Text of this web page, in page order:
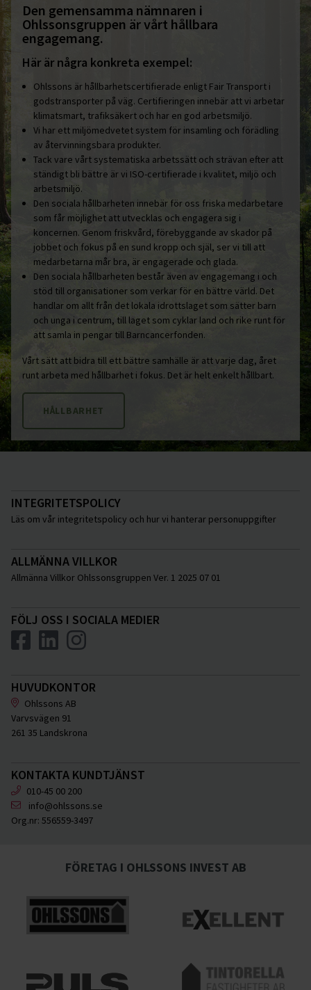
Den gemensamma nämnaren i
Ohlssonsgruppen är vårt hållbara
engagemang.
Här är några konkreta exempel:
Ohlssons är hållbarhetscertifierade enligt Fair Transport i
godstransporter på väg. Certifieringen innebär att vi arbetar
klimatsmart, trafiksäkert och har en god arbetsmiljö.
Vi har ett miljömedvetet system för insamling och förädling
av återvinningsbara produkter.
Tack vare vårt systematiska arbetssätt och strävan efter att
ständigt bli bättre är vi ISO-certifierade i kvalitet, miljö och
arbetsmiljö.
Den sociala hållbarheten innebär för oss friska medarbetare
som får möjlighet att utvecklas och engagera sig i
koncernen. Genom friskvård, förebyggande av skador på
jobbet och fokus på en sund kropp och själ, ser vi till att
medarbetarna mår bra, är engagerade och glada.
Den sociala hållbarheten består även av engagemang i och
stöd till organisationer som verkar för en bättre värld. Det
handlar om allt från det lokala idrottslaget som sätter barn
och unga i centrum, till laget som cyklar land och rike runt för
att samla in pengar till Barncancerfonden.
Vårt sätt att bidra till ett bättre samhälle är att varje dag, året
runt arbeta med hållbarhet i fokus. Det är helt enkelt hållbart.
HÅLLBARHET
INTEGRITETSPOLICY
Läs om vår integritetspolicy och hur vi hanterar personuppgifter
ALLMÄNNA VILLKOR
Allmänna Villkor Ohlssonsgruppen Ver. 1 2025 07 01
FÖLJ OSS I SOCIALA MEDIER
HUVUDKONTOR
Ohlssons AB
Varvsvägen 91
261 35 Landskrona
KONTAKTA KUNDTJÄNST
010-45 00 200
info@ohlssons.se
Org.nr: 556559-3497
FÖRETAG I OHLSSONS INVEST AB